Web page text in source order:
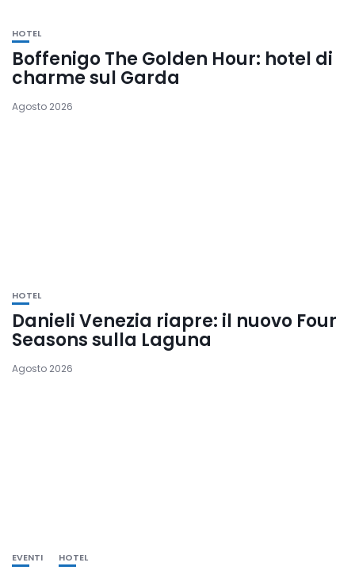
HOTEL
Boffenigo The Golden Hour: hotel di
charme sul Garda
Agosto 2026
HOTEL
Danieli Venezia riapre: il nuovo Four
Seasons sulla Laguna
Agosto 2026
EVENTI HOTEL